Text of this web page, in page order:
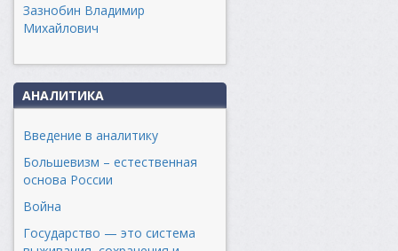
Зазнобин Владимир
Михайлович
АНАЛИТИКА
Введение в аналитику
Большевизм – естественная
основа России
Война
Государство — это система